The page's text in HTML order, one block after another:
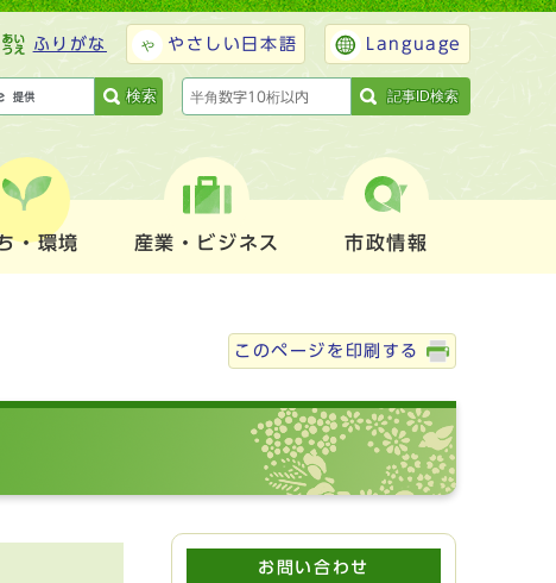
ふりがな やさしい日本語 Language
検索 記事ID検索
・環境 産業・ビジネス 市政情報
このページを印刷する
お問い合わせ